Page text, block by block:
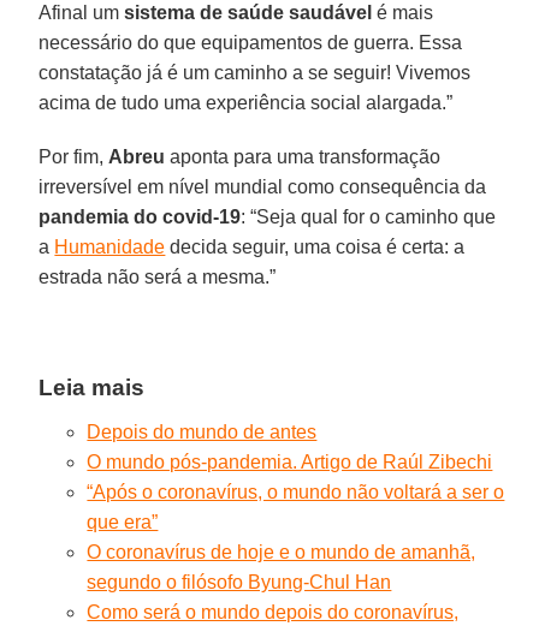
Afinal umsistema de saúde saudável é mais
necessário do que equipamentos de guerra. Essa
constatação já é um caminho a se seguir! Vivemos
acima de tudo uma experiência social alargada.”
Por fim, Abreu aponta para uma transformação
irreversível em nível mundial como consequência da
pandemia do covid-19: “Seja qual for o caminho que
a Humanidade decida seguir, uma coisa é certa: a
estrada não será a mesma.”
Leia mais
Depois do mundo de antes
O mundo pós-pandemia. Artigo de Raúl Zibechi
“Após o coronavírus, o mundo não voltará a ser o
que era”
O coronavírus de hoje e o mundo de amanhã,
segundo o filósofo Byung-Chul Han
Como será o mundo depois do coronavírus,